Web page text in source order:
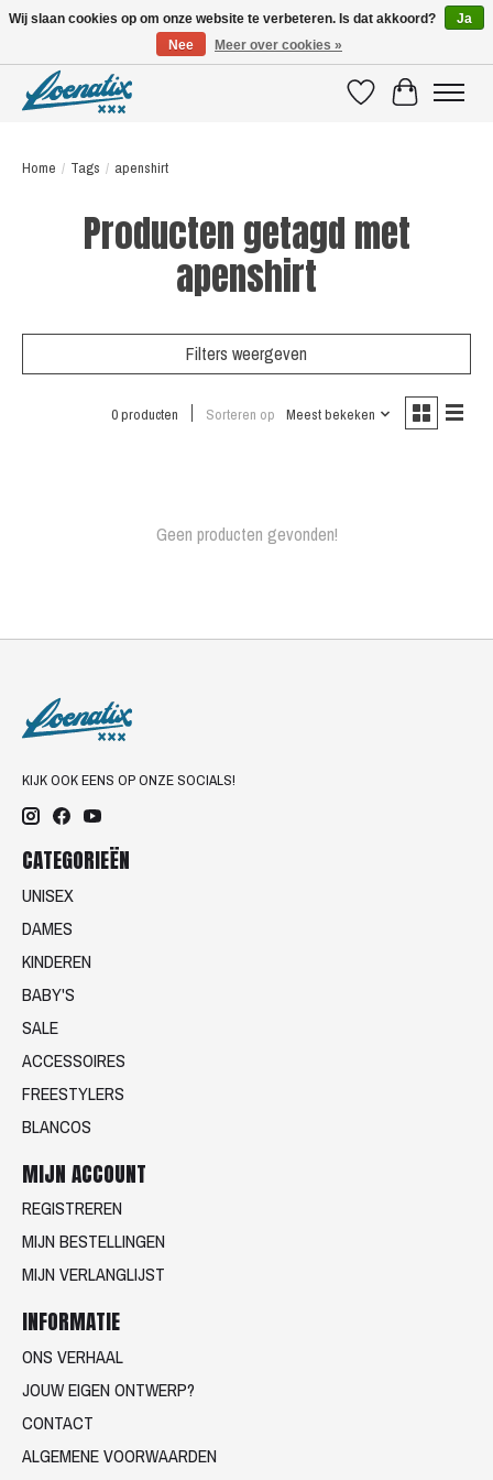
VerlanglijstWinkelwagen
Home / Tags / apenshirt
Producten getagd met
apenshirt
Filters weergeven
0 producten Sorteren op Meest bekeken
Geen producten gevonden!
KIJK OOK EENS OP ONZE SOCIALS!
CATEGORIEËN
UNISEX
DAMES
KINDEREN
BABY'S
SALE
ACCESSOIRES
FREESTYLERS
BLANCOS
MIJN ACCOUNT
REGISTREREN
MIJN BESTELLINGEN
MIJN VERLANGLIJST
INFORMATIE
ONS VERHAAL
JOUW EIGEN ONTWERP?
CONTACT
ALGEMENE VOORWAARDEN
Wij slaan cookies op om onze website te verbeteren. Is dat akkoord?
Ja
Nee
Meer over cookies »